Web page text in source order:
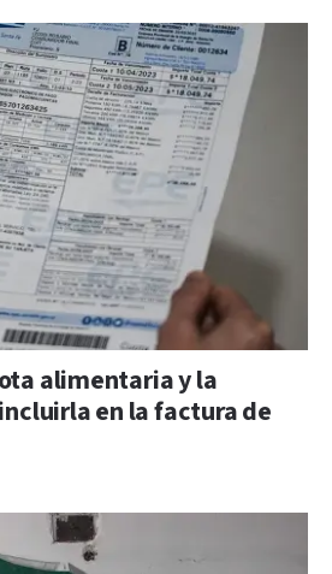
alimentaria y la
en la factura de